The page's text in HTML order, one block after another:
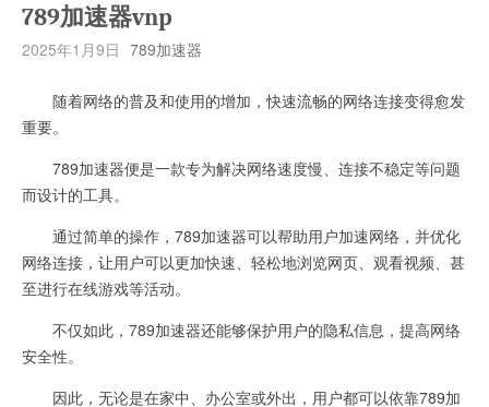
789加速器vnp
2025年1月9日 789加速器
随着网络的普及和使用的增加，快速流畅的网络连接变得愈发
重要。
789加速器便是一款专为解决网络速度慢、连接不稳定等问题
而设计的工具。
通过简单的操作，789加速器可以帮助用户加速网络，并优化
网络连接，让用户可以更加快速、轻松地浏览网页、观看视频、甚
至进行在线游戏等活动。
不仅如此，789加速器还能够保护用户的隐私信息，提高网络
安全性。
因此，无论是在家中、办公室或外出，用户都可以依靠789加